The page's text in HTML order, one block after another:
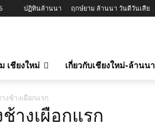
ปฏิทินล้านนา ฤกษ์ยาม ล้านนา วันดีวันเสีย
เชียงใหม่ เกี่ยวกับเชียงใหม่-ล้านนา
งช้างเผือกแรก
างเผือกแรก